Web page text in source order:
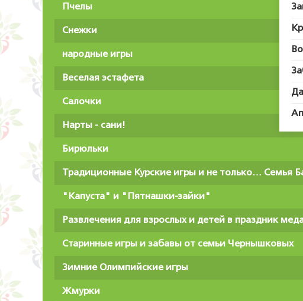
Пчелы
Снежки
народные игры
Веселая эстафета
Салочки
Нарты - сани!
Бирюльки
Традиционные Курские игры и не только… Семья
"Капуста" и "Пятнашки-зайки"
Развлечения для взрослых и детей в праздник
Старинные игры и забавы от семьи Чернышковых
Зимние Олимпийские игры
Жмурки